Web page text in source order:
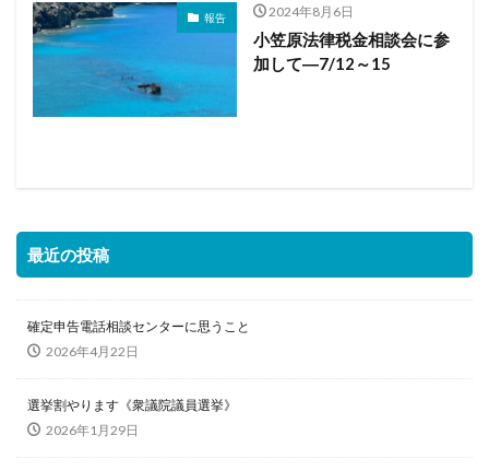
報告 2024年8月6日
小笠原法律税金相談会に参
加して―7/12～15
最近の投稿
確定申告電話相談センターに思うこと
2026年4月22日
選挙割やります《衆議院議員選挙》
2026年1月29日